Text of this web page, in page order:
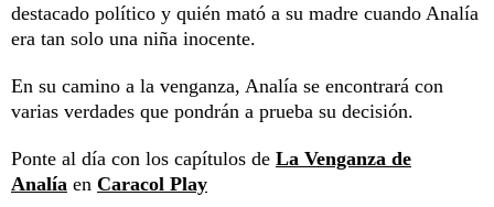
destacado político y quién mató a su madre cuando Analía
era tan solo una niña inocente.
En su camino a la venganza, Analía se encontrará con
varias verdades que pondrán a prueba su decisión.
Ponte al día con los capítulos de La Venganza de
Analía en Caracol Play